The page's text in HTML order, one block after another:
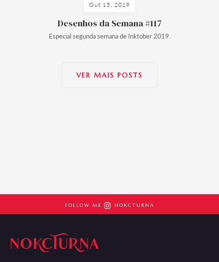
Out 15, 2019
Desenhos da Semana #117
Especial segunda semana de Inktober 2019.
VER MAIS POSTS
FOLLOW ME  NOKCTURNA